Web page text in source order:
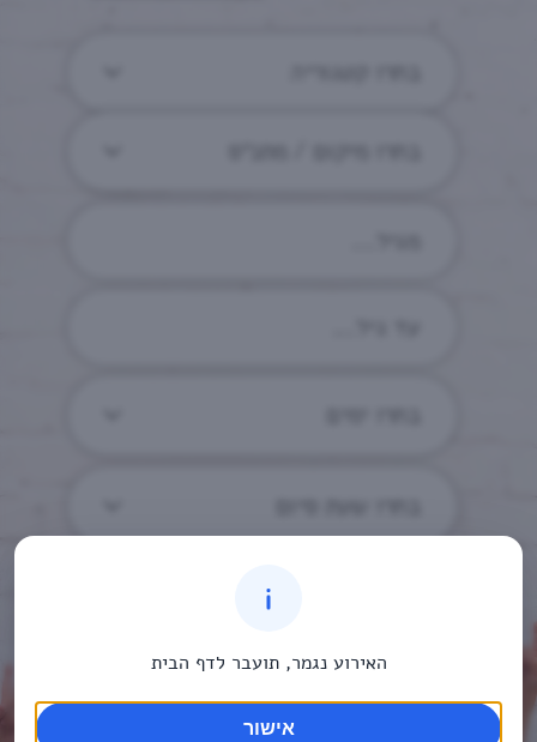
האירוע נגמר, תועבר לדף הבית
אישור